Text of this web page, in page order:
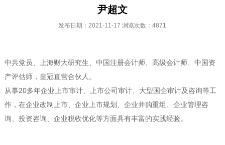
尹超文
发布日期：2021-11-17 浏览次数：4871
中共党员、上海财大研究生、中国注册会计师、高级会计师、中国资
产评估师，皇冠直营合伙人。
从事20多年企业上市审计、上市公司审计、大型国企审计及咨询等工
作，在企业改制上市、企业上市规划、企业并购重组、企业管理咨
询、投资咨询、企业税收优化等方面具有丰富的实践经验。